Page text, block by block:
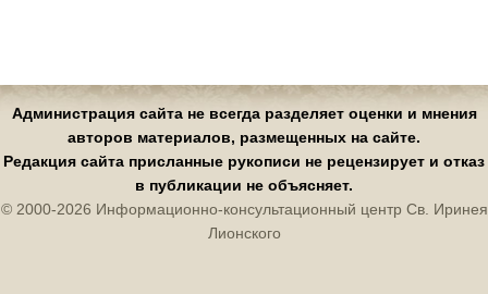
Администрация сайта не всегда разделяет оценки и мнения
авторов материалов, размещенных на сайте.
Редакция сайта присланные рукописи не рецензирует и отказ
в публикации не объясняет.
© 2000-2026 Информационно-консультационный центр Св. Иринея
Лионского